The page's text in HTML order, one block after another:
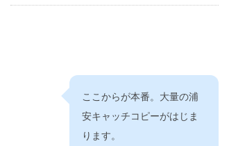
ここからが本番。大量の浦
安キャッチコピーがはじま
ります。